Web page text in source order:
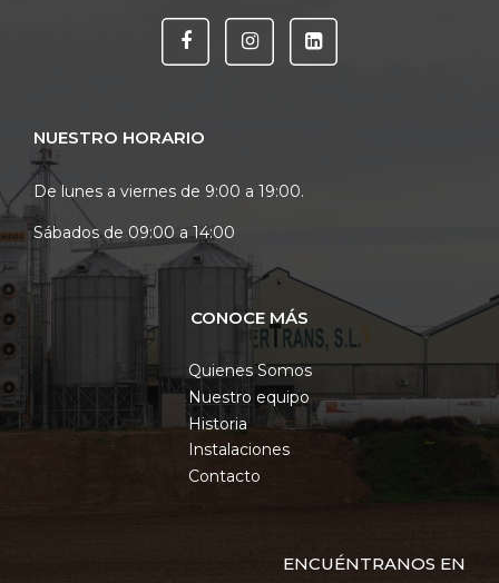
NUESTRO HORARIO
De lunes a viernes de 9:00 a 19:00.
Sábados de 09:00 a 14:00
CONOCE MÁS
Quienes Somos
Nuestro equipo
Historia
Instalaciones
Contacto
ENCUÉNTRANOS EN